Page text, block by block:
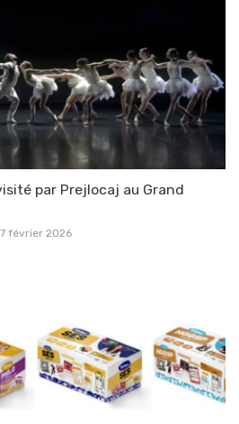
par Prejlocaj au Grand
7 février 2026